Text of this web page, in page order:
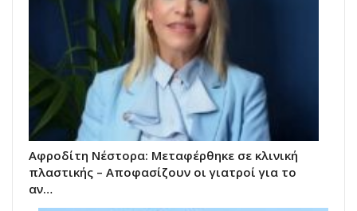
Αφροδίτη Νέστορα: Μεταφέρθηκε σε κλινική
πλαστικής – Αποφασίζουν οι γιατροί για το
αν…